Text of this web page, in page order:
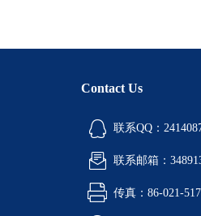
Contact Us
联系QQ：
联系邮箱：
传真：86-021-